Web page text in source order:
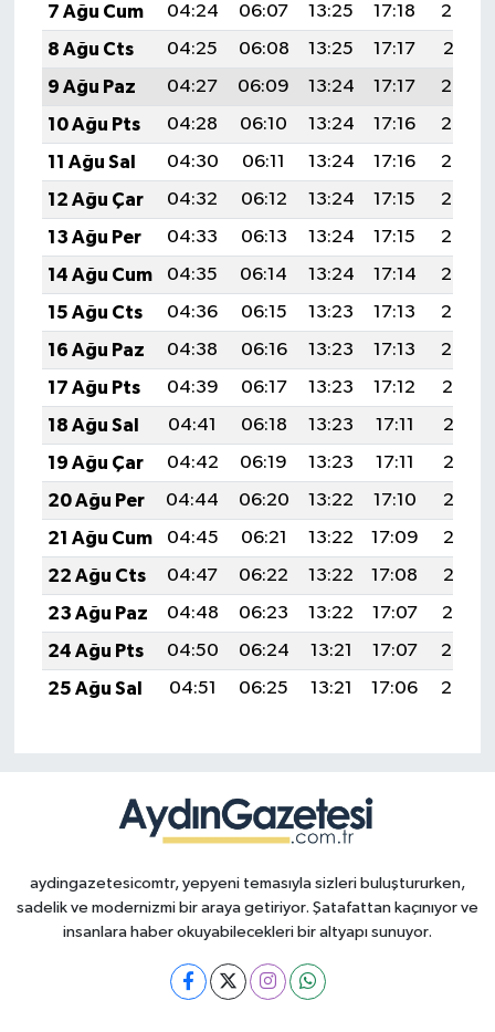
7 Ağu Cum
04:24 06:07 13:25 17:18
20:33
8 Ağu Cts
04:25 06:08 13:25 17:17
20:31
9 Ağu Paz
04:27 06:09 13:24 17:17
20:30
10 Ağu Pts
04:28 06:10 13:24 17:16
20:29
11 Ağu Sal
04:30 06:11 13:24 17:16
20:27
12 Ağu Çar
04:32 06:12 13:24 17:15
20:26
13 Ağu Per
04:33 06:13 13:24 17:15
20:25
14 Ağu Cum
04:35 06:14 13:24 17:14
20:23
15 Ağu Cts
04:36 06:15 13:23 17:13
20:22
16 Ağu Paz
04:38 06:16 13:23 17:13
20:20
17 Ağu Pts
04:39 06:17 13:23 17:12
20:19
18 Ağu Sal
04:41 06:18 13:23 17:11
20:18
19 Ağu Çar
04:42 06:19 13:23 17:11
20:16
20 Ağu Per
04:44 06:20 13:22 17:10
20:15
21 Ağu Cum
04:45 06:21 13:22 17:09
20:13
22 Ağu Cts
04:47 06:22 13:22 17:08
20:12
23 Ağu Paz
04:48 06:23 13:22 17:07
20:10
24 Ağu Pts
04:50 06:24 13:21 17:07
20:08
25 Ağu Sal
04:51 06:25 13:21 17:06 20:07
aydingazetesicomtr, yepyeni temasıyla sizleri buluştururken,
sadelik ve modernizmi bir araya getiriyor. Şatafattan kaçınıyor ve
insanlara haber okuyabilecekleri bir altyapı sunuyor.